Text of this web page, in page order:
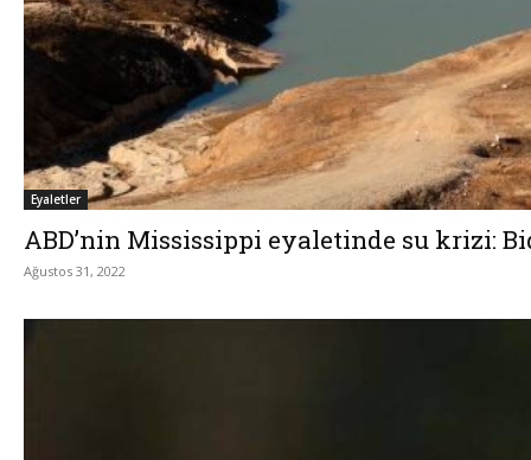
Eyaletler
ABD’nin Mississippi eyaletinde su krizi:
Ağustos 31, 2022